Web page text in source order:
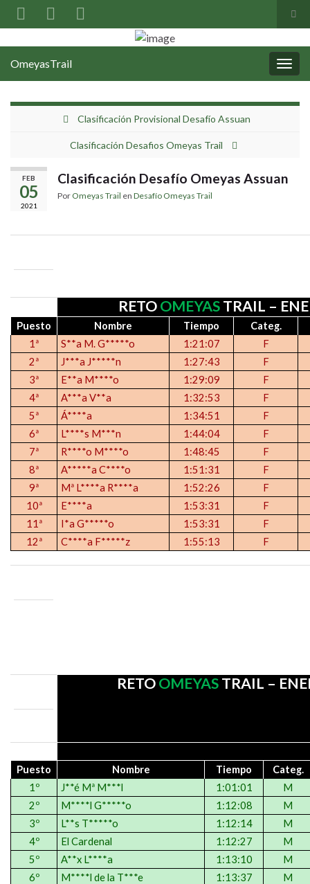
el
de
la
OmeyasTrail
Clasificación Provisional Desafío Assuan
Clasificación Desafios Omeyas Trail
FEB
05
2021
Clasificación Desafío Omeyas Assuan
Por Omeyas Trail en Desafío Omeyas Trail
RETOOMEYASTRAIL –
Puesto Nombre Tiempo Categ.
1ª
S**a M. G*****o 1:21:07
F
2ª
J***a J*****n 1:27:43
F
3ª
E**a M****o 1:29:09
F
4ª
A***a V**a 1:32:53
F
5ª
Á****a 1:34:51
F
6ª
L****s M***n 1:44:04
F
7ª
R****o M****o 1:48:45
F
8ª
A*****a C****o 1:51:31
F
9ª
Mª L****a R****a 1:52:26
F
10ª
E****a 1:53:31
F
11ª
I*a G*****o 1:53:31
F
12ª
C****a F*****z 1:55:13 F
RETOOMEYASTRAIL –
Puesto Nombre Tiempo Categ.
1º
J**é Mª M***l 1:01:01
M
2º
M****l G*****o 1:12:08
M
3º
L**s T*****o 1:12:14
M
4º
El Cardenal 1:12:27
M
5º
A**x L****a 1:13:10
M
6º
M****l de la T***e 1:13:37
M